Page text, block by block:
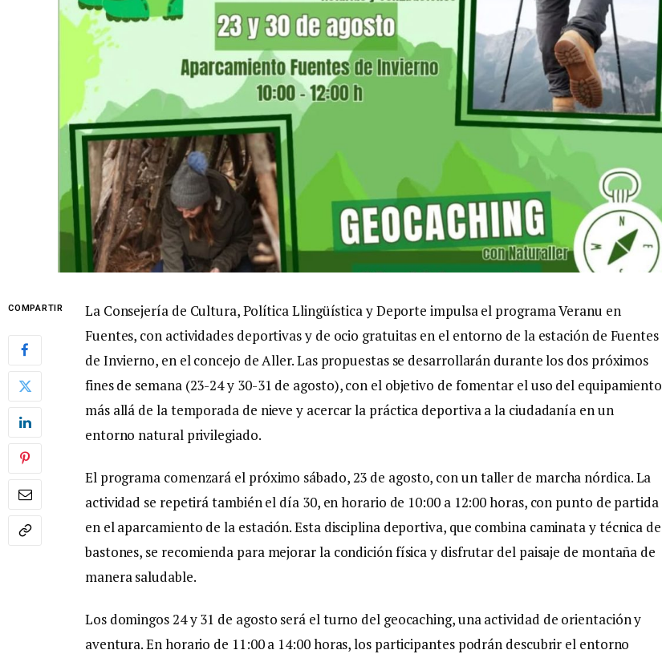
COMPARTIR
La Consejería de Cultura, Política Llingüística y Deporte impulsa el programa Veranu en
Fuentes, con actividades deportivas y de ocio gratuitas en el entorno de la estación de Fuentes
de Invierno, en el concejo de Aller. Las propuestas se desarrollarán durante los dos próximos
fines de semana (23-24 y 30-31 de agosto), con el objetivo de fomentar el uso del equipamiento
más allá de la temporada de nieve y acercar la práctica deportiva a la ciudadanía en un
entorno natural privilegiado.
El programa comenzará el próximo sábado, 23 de agosto, con un taller de marcha nórdica. La
actividad se repetirá también el día 30, en horario de 10:00 a 12:00 horas, con punto de partida
en el aparcamiento de la estación. Esta disciplina deportiva, que combina caminata y técnica de
bastones, se recomienda para mejorar la condición física y disfrutar del paisaje de montaña de
manera saludable.
Los domingos 24 y 31 de agosto será el turno del geocaching, una actividad de orientación y
aventura. En horario de 11:00 a 14:00 horas, los participantes podrán descubrir el entorno